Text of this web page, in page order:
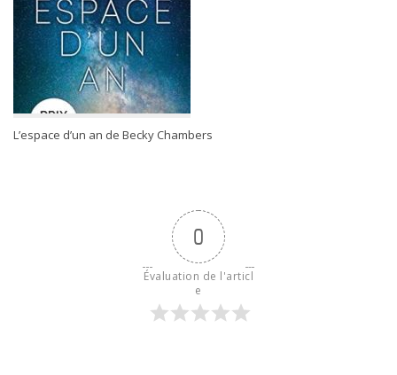
L’espace d’un an de Becky Chambers
0
Évaluation de l'articl
e